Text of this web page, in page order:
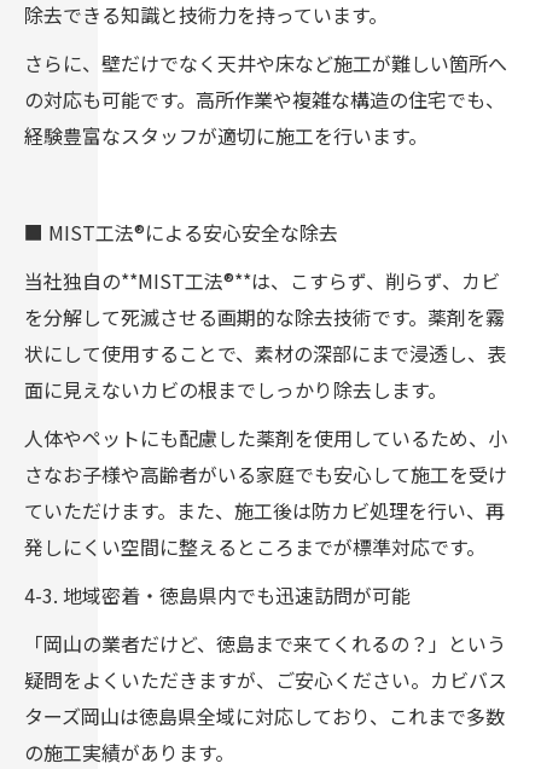
除去できる知識と技術力を持っています。
さらに、壁だけでなく天井や床など施工が難しい箇所へ
の対応も可能です。高所作業や複雑な構造の住宅でも、
経験豊富なスタッフが適切に施工を行います。
■ MIST工法®による安心安全な除去
当社独自の**MIST工法®**は、こすらず、削らず、カビ
を分解して死滅させる画期的な除去技術です。薬剤を霧
状にして使用することで、素材の深部にまで浸透し、表
面に見えないカビの根までしっかり除去します。
人体やペットにも配慮した薬剤を使用しているため、小
さなお子様や高齢者がいる家庭でも安心して施工を受け
ていただけます。また、施工後は防カビ処理を行い、再
発しにくい空間に整えるところまでが標準対応です。
4-3. 地域密着・徳島県内でも迅速訪問が可能
「岡山の業者だけど、徳島まで来てくれるの？」という
疑問をよくいただきますが、ご安心ください。カビバス
ターズ岡山は徳島県全域に対応しており、これまで多数
の施工実績があります。